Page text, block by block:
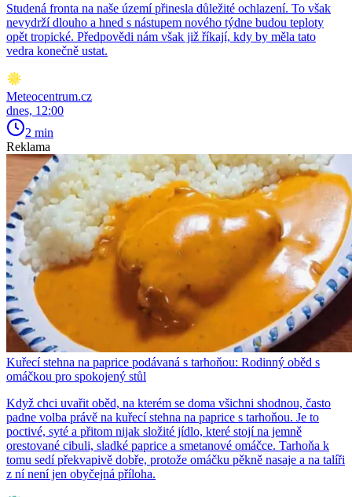
Studená fronta na naše území přinesla důležité ochlazení. To však
nevydrží dlouho a hned s nástupem nového týdne budou teploty
opět tropické. Předpovědi nám však již říkají, kdy by měla tato
vedra konečně ustat.
Meteocentrum.cz
dnes, 12:00
2 min
Reklama
Kuřecí stehna na paprice podávaná s tarhoňou: Rodinný oběd s
omáčkou pro spokojený stůl
Když chci uvařit oběd, na kterém se doma všichni shodnou, často
padne volba právě na kuřecí stehna na paprice s tarhoňou. Je to
poctivé, syté a přitom nijak složité jídlo, které stojí na jemně
orestované cibuli, sladké paprice a smetanové omáčce. Tarhoňa k
tomu sedí překvapivě dobře, protože omáčku pěkně nasaje a na talíři
z ní není jen obyčejná příloha.